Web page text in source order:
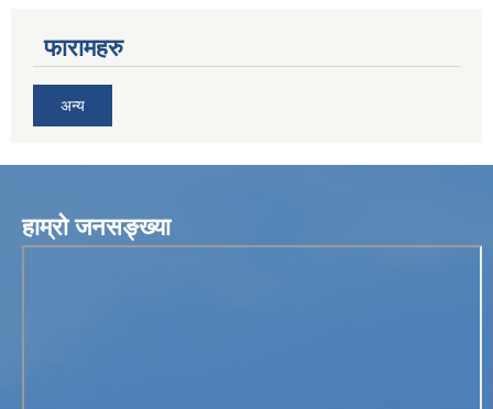
फारामहरु
अन्य
हाम्रो जनसङ्ख्या